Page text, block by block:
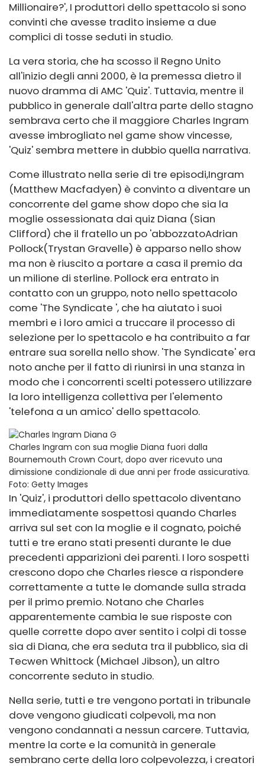
Millionaire?', I produttori dello spettacolo si sono
convinti che avesse tradito insieme a due
complici di tosse seduti in studio.
La vera storia, che ha scosso il Regno Unito
all'inizio degli anni 2000, è la premessa dietro il
nuovo dramma di AMC 'Quiz'. Tuttavia, mentre il
pubblico in generale dall'altra parte dello stagno
sembrava certo che il maggiore Charles Ingram
avesse imbrogliato nel game show vincesse,
'Quiz' sembra mettere in dubbio quella narrativa.
Come illustrato nella serie di tre episodi,Ingram
(Matthew Macfadyen) è convinto a diventare un
concorrente del game show dopo che sia la
moglie ossessionata dai quiz Diana (Sian
Clifford) che il fratello un po 'abbozzatoAdrian
Pollock(Trystan Gravelle) è apparso nello show
ma non è riuscito a portare a casa il premio da
un milione di sterline. Pollock era entrato in
contatto con un gruppo, noto nello spettacolo
come 'The Syndicate ', che ha aiutato i suoi
membri e i loro amici a truccare il processo di
selezione per lo spettacolo e ha contribuito a far
entrare sua sorella nello show. 'The Syndicate' era
noto anche per il fatto di riunirsi in una stanza in
modo che i concorrenti scelti potessero utilizzare
la loro intelligenza collettiva per l'elemento
'telefona a un amico' dello spettacolo.
Charles Ingram con sua moglie Diana fuori dalla
Bournemouth Crown Court, dopo aver ricevuto una
dimissione condizionale di due anni per frode assicurativa.
Foto: Getty Images
In 'Quiz', i produttori dello spettacolo diventano
immediatamente sospettosi quando Charles
arriva sul set con la moglie e il cognato, poiché
tutti e tre erano stati presenti durante le due
precedenti apparizioni dei parenti. I loro sospetti
crescono dopo che Charles riesce a rispondere
correttamente a tutte le domande sulla strada
per il primo premio. Notano che Charles
apparentemente cambia le sue risposte con
quelle corrette dopo aver sentito i colpi di tosse
sia di Diana, che era seduta tra il pubblico, sia di
Tecwen Whittock (Michael Jibson), un altro
concorrente seduto in studio.
Nella serie, tutti e tre vengono portati in tribunale
dove vengono giudicati colpevoli, ma non
vengono condannati a nessun carcere. Tuttavia,
mentre la corte e la comunità in generale
sembrano certe della loro colpevolezza, i creatori